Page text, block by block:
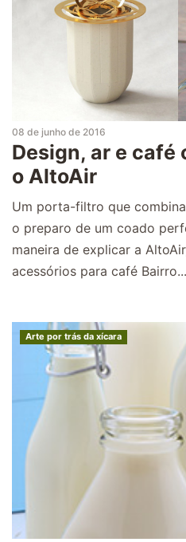
08 de junho de 2016
Design, ar e café
o AltoAir
Um porta-filtro que
o preparo de um coado
maneira de explicar a
acessórios para café Bairro...
Arte por trás da xícara